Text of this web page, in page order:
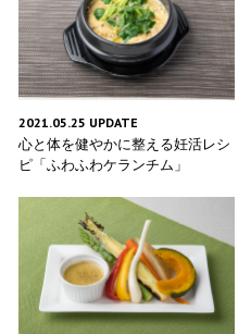
2021.05.25 UPDATE
心と体を健やかに整える妊活レシ
ピ「ふわふわケランチム」